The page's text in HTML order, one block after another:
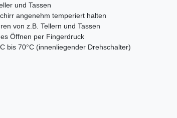
und Tassen
angenehm temperiert halten
von z.B. Tellern und Tassen
Öffnen per Fingerdruck
bis 70°C (innenliegender Drehschalter)